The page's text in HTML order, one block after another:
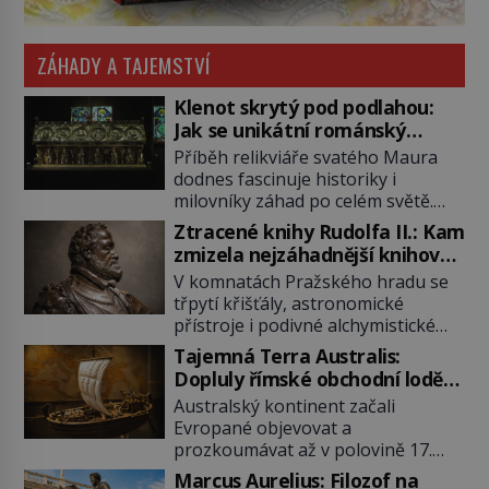
ZÁHADY A TAJEMSTVÍ
Klenot skrytý pod podlahou:
Jak se unikátní románský
poklad dostal do zapadlého
Bečova?
Příběh relikviáře svatého Maura
dodnes fascinuje historiky i
milovníky záhad po celém světě.
Tato románská zlatnická památka
ze 13. století je po českých
korunovačních klenotech druhým
nejcennějším movitým majetkem v
České republice. Přestože byl
klenot v roce 1985 po dramatickém
pátrání kriminalistů úspěšně
nalezen, jeho minulost stále
obestírá hustá mlha. Otázky, jak
přesně se tato […]
Ztracené knihy Rudolfa II.: Kam
zmizela nejzáhadnější knihovna
Evropy?
V komnatách Pražského hradu se
třpytí křišťály, astronomické
přístroje i podivné alchymistické
rukopisy. Císař Rudolf II.
shromažďuje vše, co souvisí s
tajemstvím přírody, hvězd i
lidského poznání. Jenže po jeho
smrti se jeho slavné sbírky začínají
rozpadat a část z nich mizí navždy.
Kdo odnesl nejvzácnější knihy? A
Tajemná Terra Australis:
Dopluly římské obchodní lodě
až do Austrálie?
Australský kontinent začali
Evropané objevovat a
prozkoumávat až v polovině 17.
století. Existuje však možnost, že
Marcus Aurelius: Filozof na